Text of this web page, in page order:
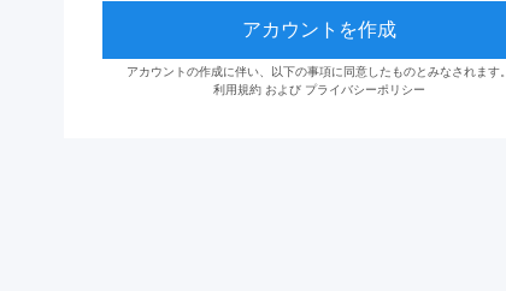
アカウントを作成
アカウントの作成に伴い、以下の事項に同意したものとみなされます。
利用規約 および プライバシーポリシー